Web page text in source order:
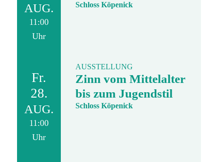
AUG.
11:00
Uhr
Schloss Köpenick
Fr.
28.
AUG.
11:00
Uhr
AUSSTELLUNG
Zinn vom Mittelalter
bis zum Jugendstil
Schloss Köpenick